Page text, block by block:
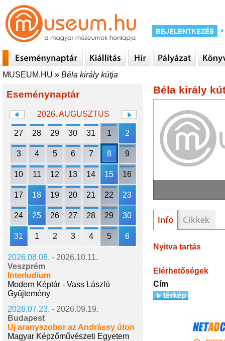
MUSEUM.HU » Béla király kútja
Eseménynaptár
2026. AUGUSZTUS
27 28 29 30 31 1 2
3 4 5 6 7 8 9
10 11 12 13 14 15 16
17 18 19 20 21 22 23
24 25 26 27 28 29 30
31 1 2 3 4 5 6
2026.08.08. - 2026.10.11.
Veszprém
Interludium
Modern Képtár - Vass László
Gyűjtemény
2026.07.23. - 2026.09.19.
Budapest
Új aranyszobor az Andrássy úton
Magyar Képzőművészeti Egyetem
Béla király
Nyitva tartás
Elérhetőségek
Cím